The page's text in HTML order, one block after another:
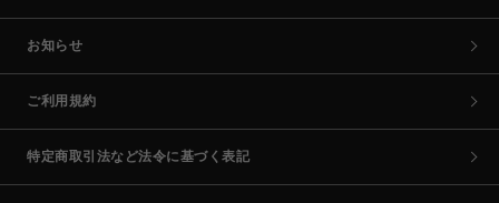
お知らせ
ご利用規約
特定商取引法など法令に基づく表記